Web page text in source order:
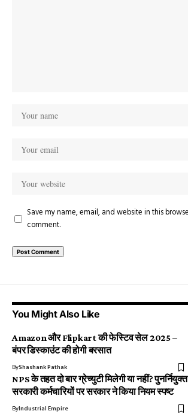
Save my name, email, and website in this
comment.
You Might Also Like
Amazon और Flipkart की फेस्टिव सेल 2025 –
बंपर डिस्काउंट की होगी बरसात
ByShashank Pathak
NPS के तहत दो बार ग्रेच्युटी मिलेगी या नहीं? पुनर्नियुक्त
सरकारी कर्मचारियों पर सरकार ने किया नियम स्पष्ट
ByIndustrial Empire